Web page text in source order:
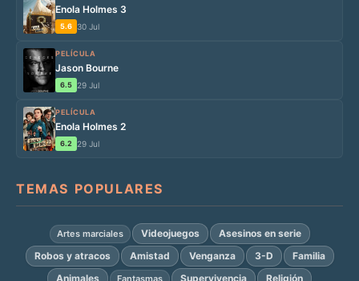
Enola Holmes 3
5.6 30 Jul
PELÍCULA
Jason Bourne
6.5 29 Jul
PELÍCULA
Enola Holmes 2
6.2 29 Jul
TEMAS POPULARES
Artes marciales Videojuegos
Asesinos en serie
Robos y atracos
Amistad Venganza 3-D
Familia
Animales
Fantasmas Supervivencia
Religión